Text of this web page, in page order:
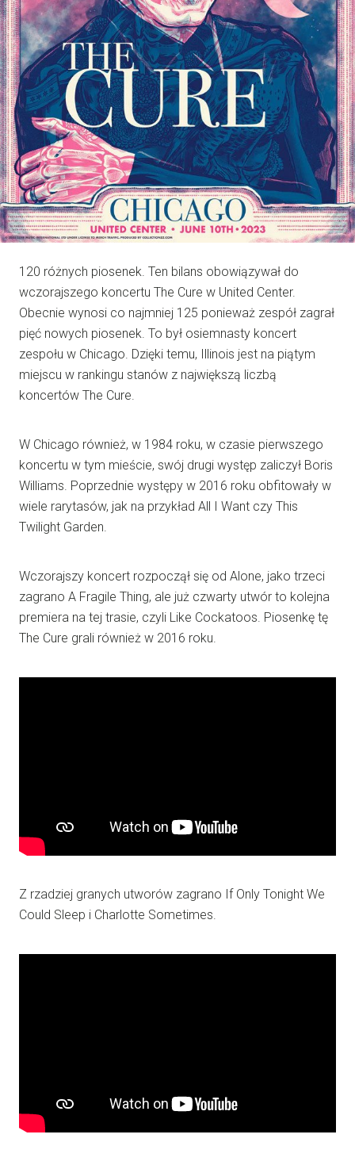
120 różnych piosenek. Ten bilans obowiązywał do
wczorajszego koncertu The Cure w United Center.
Obecnie wynosi co najmniej 125 ponieważ zespół zagrał
pięć nowych piosenek. To był osiemnasty koncert
zespołu w Chicago. Dzięki temu, Illinois jest na piątym
miejscu w rankingu stanów z największą liczbą
koncertów The Cure.
W Chicago również, w 1984 roku, w czasie pierwszego
koncertu w tym mieście, swój drugi występ zaliczył Boris
Williams. Poprzednie występy w 2016 roku obfitowały w
wiele rarytasów, jak na przykład All I Want czy This
Twilight Garden.
Wczorajszy koncert rozpoczął się od Alone, jako trzeci
zagrano A Fragile Thing, ale już czwarty utwór to kolejna
premiera na tej trasie, czyli Like Cockatoos. Piosenkę tę
The Cure grali również w 2016 roku.
Z rzadziej granych utworów zagrano If Only Tonight We
Could Sleep i Charlotte Sometimes.